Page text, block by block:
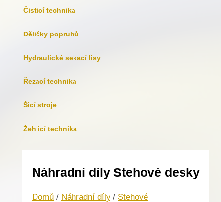
Čisticí technika
Děličky popruhů
Hydraulické sekací lisy
Řezací technika
Šicí stroje
Žehlicí technika
Náhradní díly Stehové desky
Domů / Náhradní díly / Stehové